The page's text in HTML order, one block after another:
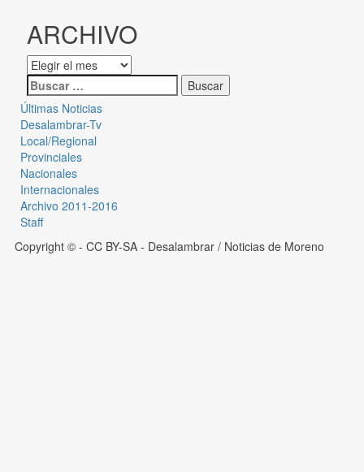
ARCHIVO
Últimas Noticias
Desalambrar-Tv
Local/Regional
Provinciales
Nacionales
Internacionales
Archivo 2011-2016
Staff
Copyright © - CC BY-SA - Desalambrar / Noticias de Moreno